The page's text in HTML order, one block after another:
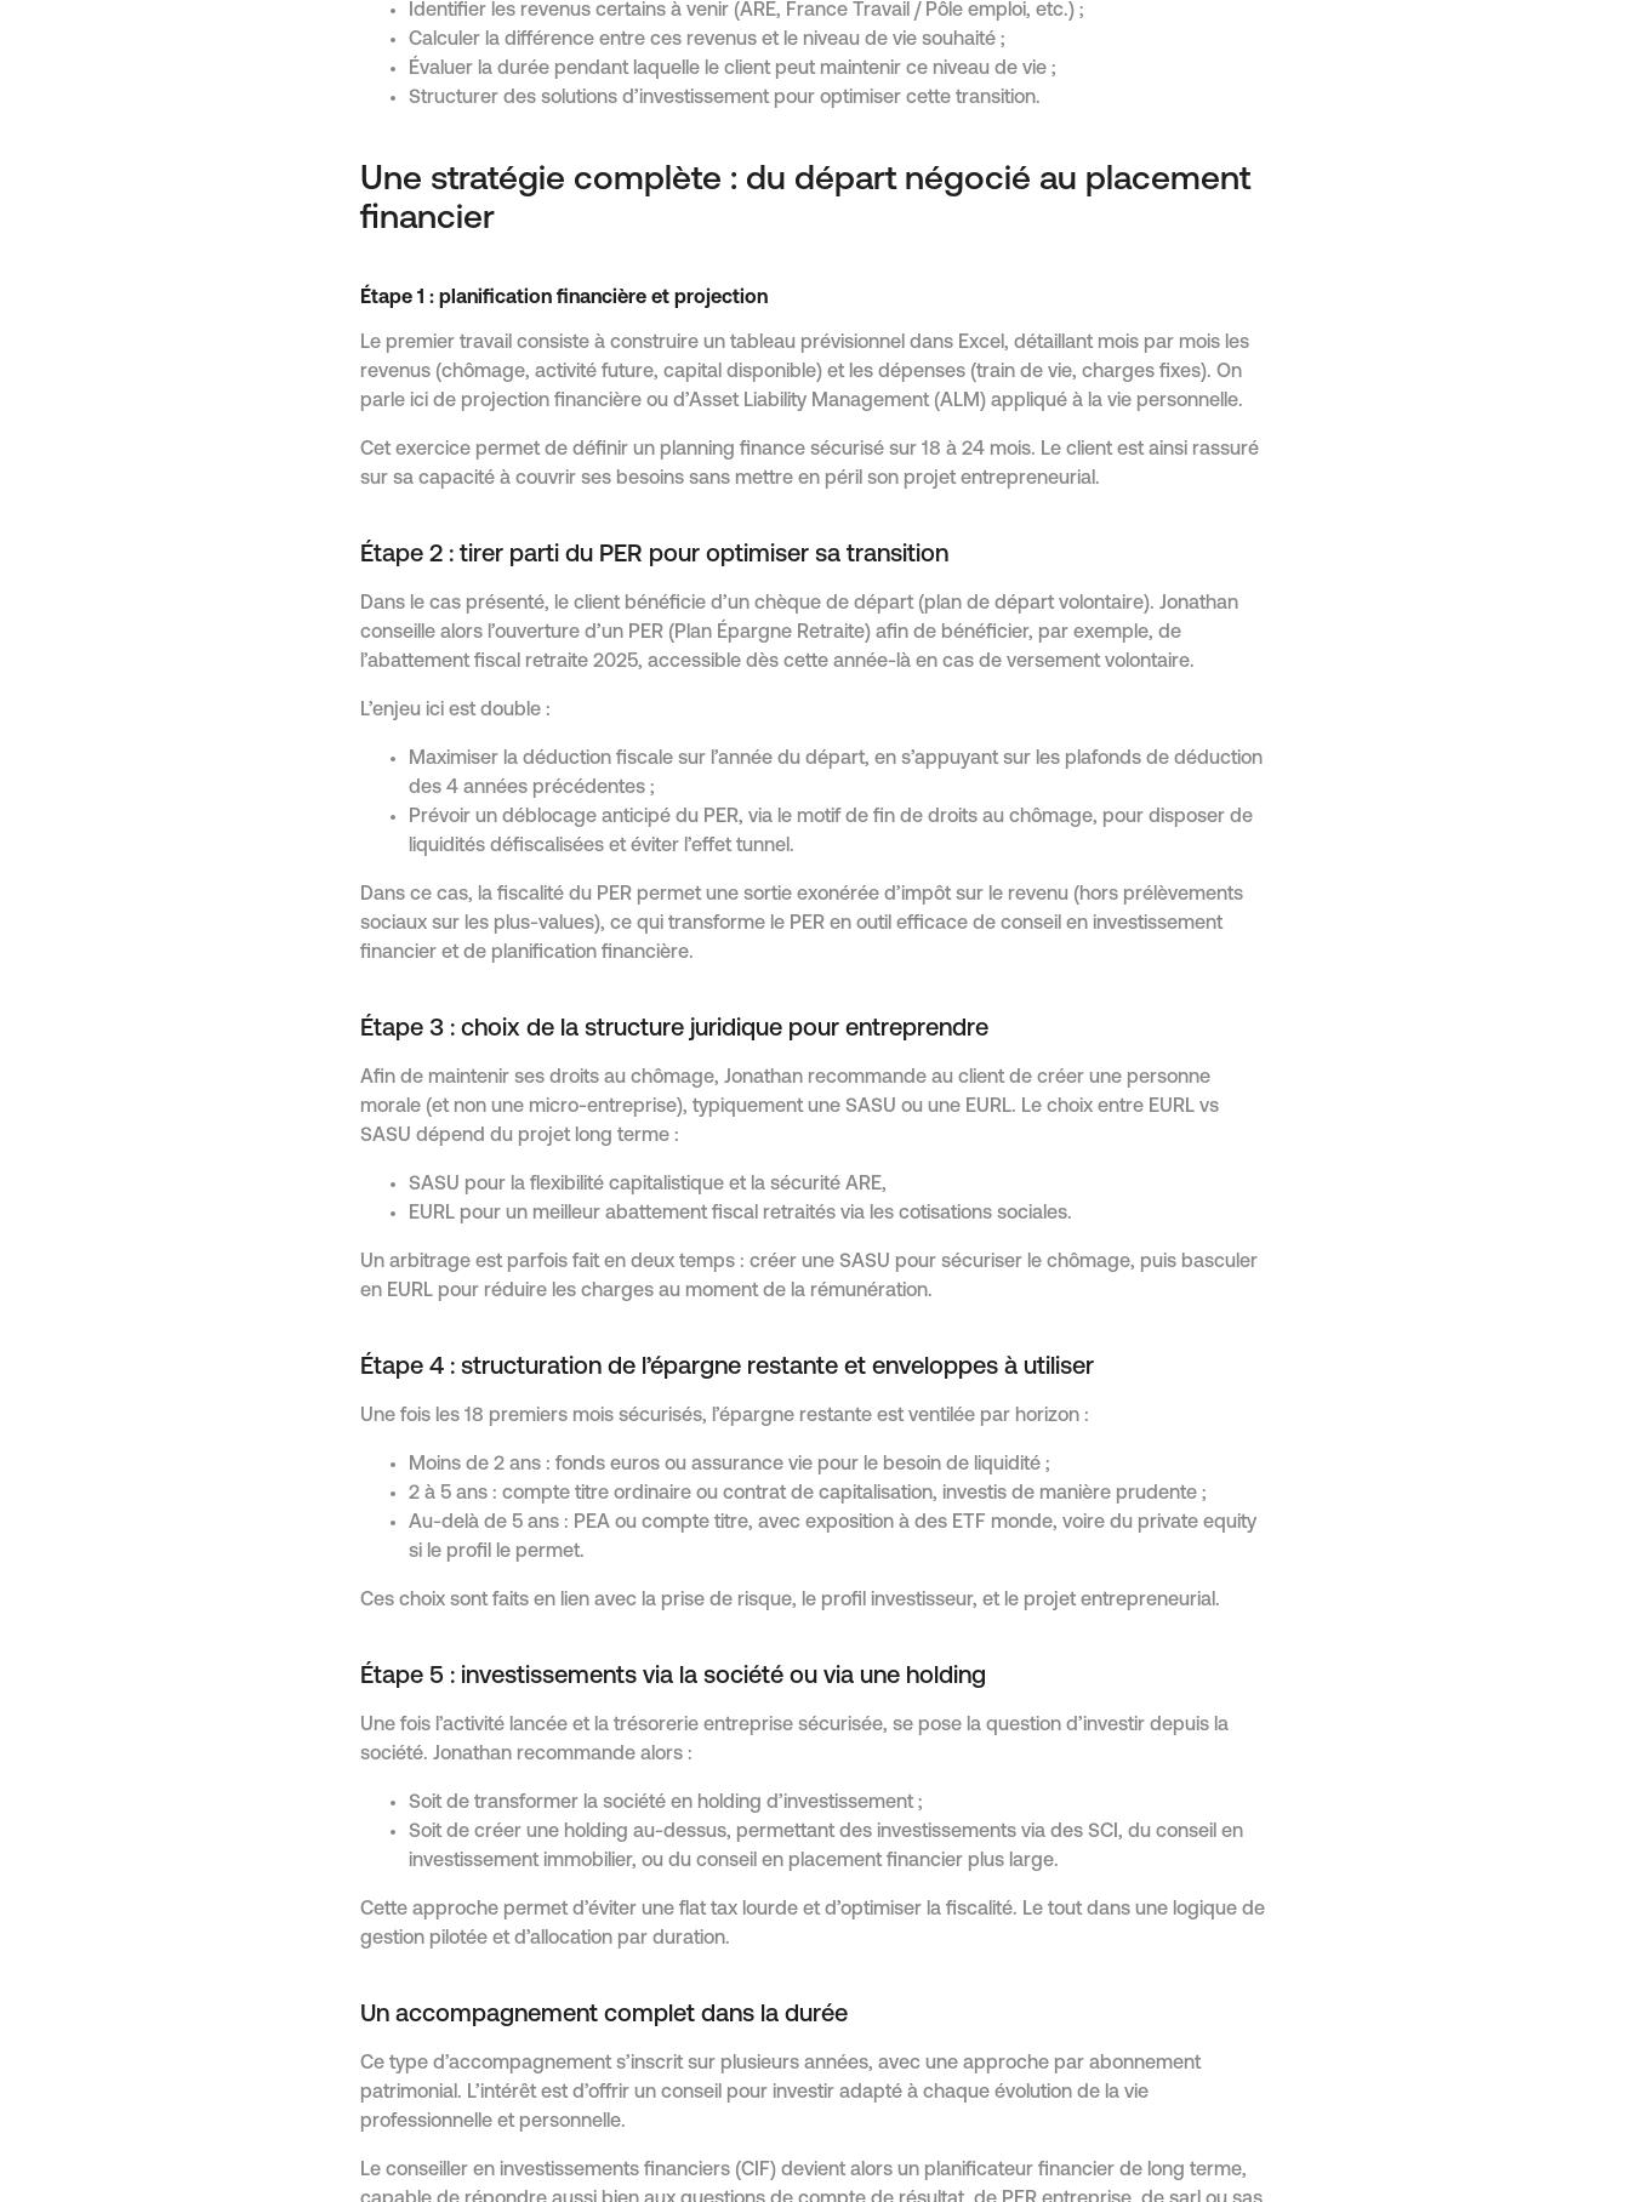
Identifier les revenus certains à venir (ARE, France Travail / Pôle emploi, etc.) ;
Calculer la différence entre ces revenus et le niveau de vie souhaité ;
Évaluer la durée pendant laquelle le client peut maintenir ce niveau de vie ;
Structurer des solutions d’investissement pour optimiser cette transition.
Une stratégie complète : du départ négocié au placement
financier
Étape 1 : planification financière et projection
Le premier travail consiste à construire un tableau prévisionnel dans Excel, détaillant mois par mois les
revenus (chômage, activité future, capital disponible) et les dépenses (train de vie, charges fixes). On
parle ici de projection financière ou d’Asset Liability Management (ALM) appliqué à la vie personnelle.
Cet exercice permet de définir un planning finance sécurisé sur 18 à 24 mois. Le client est ainsi rassuré
sur sa capacité à couvrir ses besoins sans mettre en péril son projet entrepreneurial.
Étape 2 : tirer parti du PER pour optimiser sa transition
Dans le cas présenté, le client bénéficie d’un chèque de départ (plan de départ volontaire). Jonathan
conseille alors l’ouverture d’un PER (Plan Épargne Retraite) afin de bénéficier, par exemple, de
l’abattement fiscal retraite 2025, accessible dès cette année-là en cas de versement volontaire.
L’enjeu ici est double :
Maximiser la déduction fiscale sur l’année du départ, en s’appuyant sur les plafonds de déduction
des 4 années précédentes ;
Prévoir un déblocage anticipé du PER, via le motif de fin de droits au chômage, pour disposer de
liquidités défiscalisées et éviter l’effet tunnel.
Dans ce cas, la fiscalité du PER permet une sortie exonérée d’impôt sur le revenu (hors prélèvements
sociaux sur les plus-values), ce qui transforme le PER en outil efficace de conseil en investissement
financier et de planification financière.
Étape 3 : choix de la structure juridique pour entreprendre
Afin de maintenir ses droits au chômage, Jonathan recommande au client de créer une personne
morale (et non une micro-entreprise), typiquement une SASU ou une EURL. Le choix entre EURL vs
SASU dépend du projet long terme :
SASU pour la flexibilité capitalistique et la sécurité ARE,
EURL pour un meilleur abattement fiscal retraités via les cotisations sociales.
Un arbitrage est parfois fait en deux temps : créer une SASU pour sécuriser le chômage, puis basculer
en EURL pour réduire les charges au moment de la rémunération.
Étape 4 : structuration de l’épargne restante et enveloppes à utiliser
Une fois les 18 premiers mois sécurisés, l’épargne restante est ventilée par horizon :
Moins de 2 ans : fonds euros ou assurance vie pour le besoin de liquidité ;
2 à 5 ans : compte titre ordinaire ou contrat de capitalisation, investis de manière prudente ;
Au-delà de 5 ans : PEA ou compte titre, avec exposition à des ETF monde, voire du private equity
si le profil le permet.
Ces choix sont faits en lien avec la prise de risque, le profil investisseur, et le projet entrepreneurial.
Étape 5 : investissements via la société ou via une holding
Une fois l’activité lancée et la trésorerie entreprise sécurisée, se pose la question d’investir depuis la
société. Jonathan recommande alors :
Soit de transformer la société en holding d’investissement ;
Soit de créer une holding au-dessus, permettant des investissements via des SCI, du conseil en
investissement immobilier, ou du conseil en placement financier plus large.
Cette approche permet d’éviter une flat tax lourde et d’optimiser la fiscalité. Le tout dans une logique de
gestion pilotée et d’allocation par duration.
Un accompagnement complet dans la durée
Ce type d’accompagnement s’inscrit sur plusieurs années, avec une approche par abonnement
patrimonial. L’intérêt est d’offrir un conseil pour investir adapté à chaque évolution de la vie
professionnelle et personnelle.
Le conseiller en investissements financiers (CIF) devient alors un planificateur financier de long terme,